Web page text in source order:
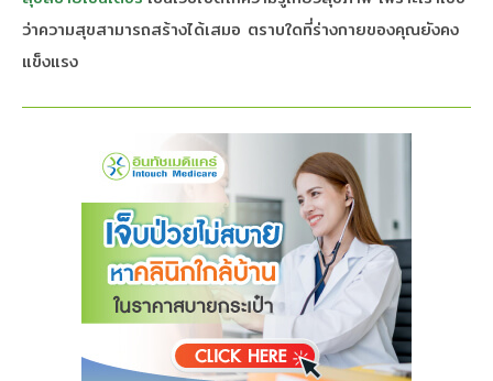
ได้
100%
ว่าความสุขสามารถสร้างได้เสมอ ตราบใดที่ร่างกายของคุณยังคง
แข็งแรง